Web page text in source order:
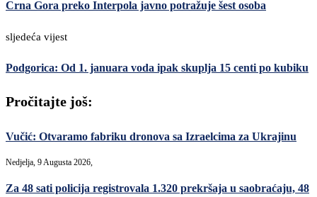
Crna Gora preko Interpola javno potražuje šest osoba
sljedeća vijest
Podgorica: Od 1. januara voda ipak skuplja 15 centi po kubiku
Pročitajte još:
Vučić: Otvaramo fabriku dronova sa Izraelcima za Ukrajinu
Nedjelja, 9 Augusta 2026,
Za 48 sati policija registrovala 1.320 prekršaja u saobraćaju, 48